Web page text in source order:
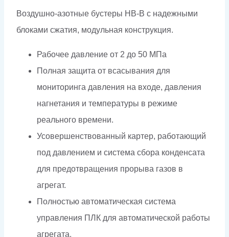
Воздушно-азотные бустеры HB-B с надежными
блоками сжатия, модульная конструкция.
Рабочее давление от 2 до 50 МПа
Полная защита от всасывания для
мониторинга давления на входе, давления
нагнетания и температуры в режиме
реального времени.
Усовершенствованный картер, работающий
под давлением и система сбора конденсата
для предотвращения прорыва газов в
агрегат.
Полностью автоматическая система
управления ПЛК для автоматической работы
агрегата.